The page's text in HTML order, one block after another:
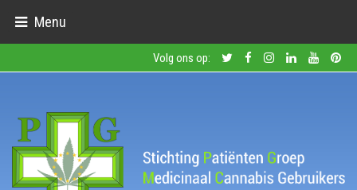
Menu
Volg ons op: